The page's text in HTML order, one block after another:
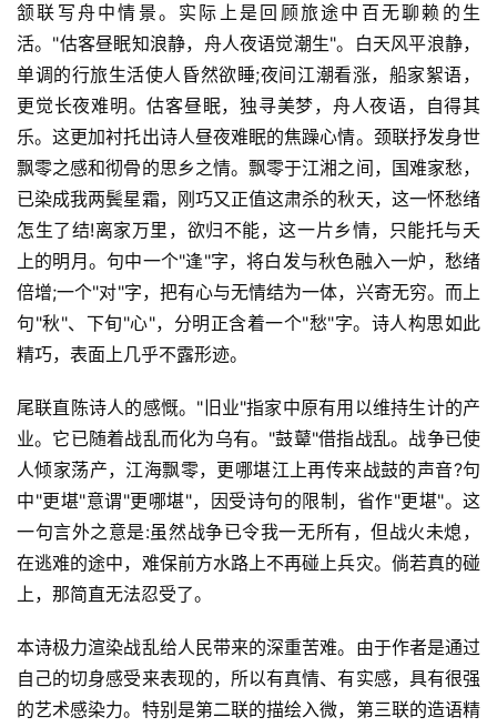
颔联写舟中情景。实际上是回顾旅途中百无聊赖的生
活。"估客昼眠知浪静，舟人夜语觉潮生"。白天风平浪静，
单调的行旅生活使人昏然欲睡;夜间江潮看涨，船家絮语，
更觉长夜难明。估客昼眠，独寻美梦，舟人夜语，自得其
乐。这更加衬托出诗人昼夜难眠的焦躁心情。颈联抒发身世
飘零之感和彻骨的思乡之情。飘零于江湘之间，国难家愁，
已染成我两鬓星霜，刚巧又正值这肃杀的秋天，这一怀愁绪
怎生了结!离家万里，欲归不能，这一片乡情，只能托与夭
上的明月。句中一个"逢"字，将白发与秋色融入一炉，愁绪
倍增;一个"对"字，把有心与无情结为一体，兴寄无穷。而上
句"秋"、下旬"心"，分明正含着一个"愁"字。诗人构思如此
精巧，表面上几乎不露形迹。
尾联直陈诗人的感慨。"旧业"指家中原有用以维持生计的产
业。它已随着战乱而化为乌有。"鼓鼙"借指战乱。战争已使
人倾家荡产，江海飘零，更哪堪江上再传来战鼓的声音?句
中"更堪"意谓"更哪堪"，因受诗句的限制，省作"更堪"。这
一句言外之意是:虽然战争已令我一无所有，但战火未熄，
在逃难的途中，难保前方水路上不再碰上兵灾。倘若真的碰
上，那简直无法忍受了。
本诗极力渲染战乱给人民带来的深重苦难。由于作者是通过
自己的切身感受来表现的，所以有真情、有实感，具有很强
的艺术感染力。特别是第二联的描绘入微，第三联的造语精